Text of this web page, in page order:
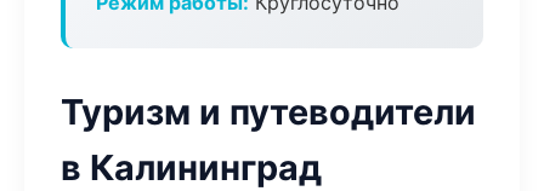
Туризм и путеводители
в Калининград